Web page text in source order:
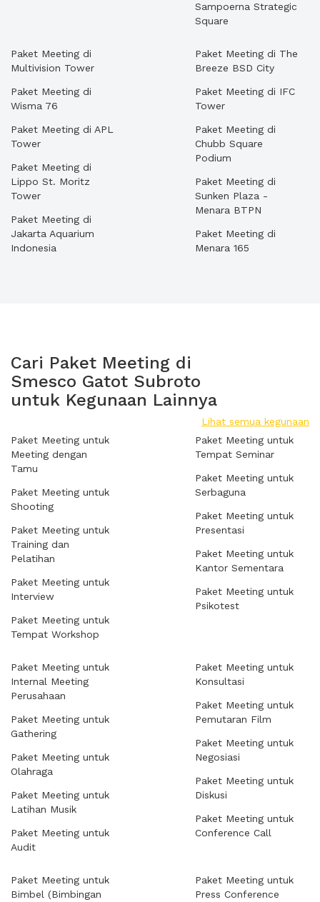
Sampoerna Strategic
Square
Paket Meeting di
Multivision Tower
Paket Meeting di
Wisma 76
Paket Meeting di APL
Tower
Paket Meeting di
Lippo St. Moritz
Tower
Paket Meeting di
Jakarta Aquarium
Indonesia
Paket Meeting di The
Breeze BSD City
Paket Meeting di IFC
Tower
Paket Meeting di
Chubb Square
Podium
Paket Meeting di
Sunken Plaza -
Menara BTPN
Paket Meeting di
Menara 165
Cari Paket Meeting di
Smesco Gatot Subroto
untuk Kegunaan Lainnya
Lihat semua kegunaan
Paket Meeting untuk
Meeting dengan
Tamu
Paket Meeting untuk
Shooting
Paket Meeting untuk
Training dan
Pelatihan
Paket Meeting untuk
Interview
Paket Meeting untuk
Tempat Workshop
Paket Meeting untuk
Tempat Seminar
Paket Meeting untuk
Serbaguna
Paket Meeting untuk
Presentasi
Paket Meeting untuk
Kantor Sementara
Paket Meeting untuk
Psikotest
Paket Meeting untuk
Internal Meeting
Perusahaan
Paket Meeting untuk
Gathering
Paket Meeting untuk
Olahraga
Paket Meeting untuk
Latihan Musik
Paket Meeting untuk
Audit
Paket Meeting untuk
Konsultasi
Paket Meeting untuk
Pemutaran Film
Paket Meeting untuk
Negosiasi
Paket Meeting untuk
Diskusi
Paket Meeting untuk
Conference Call
Paket Meeting untuk
Bimbel (Bimbingan
Paket Meeting untuk
Press Conference